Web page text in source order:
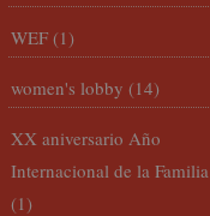
WEF (1)
women's lobby (14)
XX aniversario Año
Internacional de la Familia
(1)